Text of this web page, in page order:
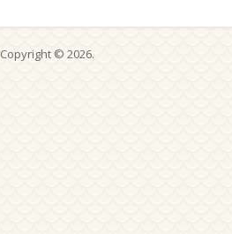
Copyright © 2026.